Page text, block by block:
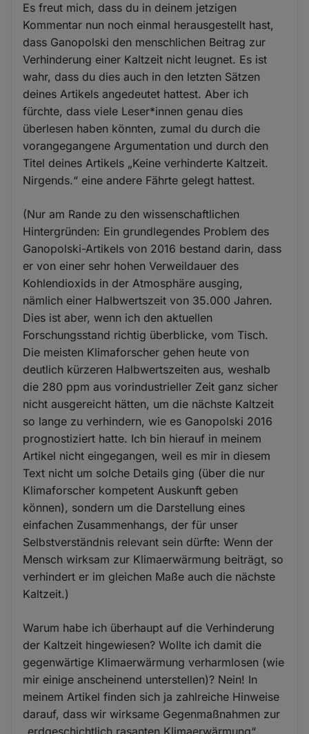
Es freut mich, dass du in deinem jetzigen
Kommentar nun noch einmal herausgestellt hast,
dass Ganopolski den menschlichen Beitrag zur
Verhinderung einer Kaltzeit nicht leugnet. Es ist
wahr, dass du dies auch in den letzten Sätzen
deines Artikels angedeutet hattest. Aber ich
fürchte, dass viele Leser*innen genau dies
überlesen haben könnten, zumal du durch die
vorangegangene Argumentation und durch den
Titel deines Artikels „Keine verhinderte Kaltzeit.
Nirgends.“ eine andere Fährte gelegt hattest.
(Nur am Rande zu den wissenschaftlichen
Hintergründen: Ein grundlegendes Problem des
Ganopolski-Artikels von 2016 bestand darin, dass
er von einer sehr hohen Verweildauer des
Kohlendioxids in der Atmosphäre ausging,
nämlich einer Halbwertszeit von 35.000 Jahren.
Dies ist aber, wenn ich den aktuellen
Forschungsstand richtig überblicke, vom Tisch.
Die meisten Klimaforscher gehen heute von
deutlich kürzeren Halbwertszeiten aus, weshalb
die 280 ppm aus vorindustrieller Zeit ganz sicher
nicht ausgereicht hätten, um die nächste Kaltzeit
so lange zu verhindern, wie es Ganopolski 2016
prognostiziert hatte. Ich bin hierauf in meinem
Artikel nicht eingegangen, weil es mir in diesem
Text nicht um solche Details ging (über die nur
Klimaforscher kompetent Auskunft geben
können), sondern um die Darstellung eines
einfachen Zusammenhangs, der für unser
Selbstverständnis relevant sein dürfte: Wenn der
Mensch wirksam zur Klimaerwärmung beiträgt, so
verhindert er im gleichen Maße auch die nächste
Kaltzeit.)
Warum habe ich überhaupt auf die Verhinderung
der Kaltzeit hingewiesen? Wollte ich damit die
gegenwärtige Klimaerwärmung verharmlosen (wie
mir einige anscheinend unterstellen)? Nein! In
meinem Artikel finden sich ja zahlreiche Hinweise
darauf, dass wir wirksame Gegenmaßnahmen zur